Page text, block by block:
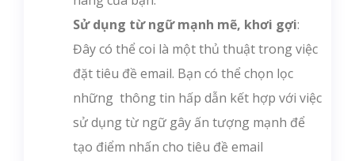
Sử dụng từ ngữ mạnh mẽ, khơi gợi:
Đây có thể coi là một thủ thuật trong việc
đặt tiêu đề email. Bạn có thể chọn lọc
những thông tin hấp dẫn kết hợp với việc
sử dụng từ ngữ gây ấn tượng mạnh để
tạo điểm nhấn cho tiêu đề email